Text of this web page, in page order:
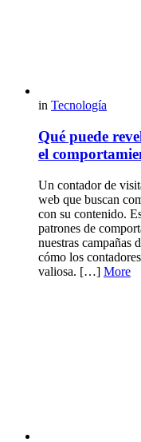
in Tecnología
Qué puede
el
Un contador de
web que buscan
con su contenido.
patrones de
nuestras campañas
cómo los
valiosa. […] More